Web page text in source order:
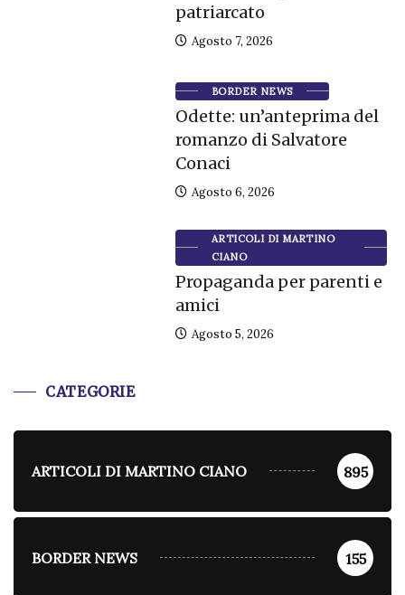
patriarcato
Agosto 7, 2026
BORDER NEWS
Odette: un’anteprima del
romanzo di Salvatore
Conaci
Agosto 6, 2026
ARTICOLI DI MARTINO
CIANO
Propaganda per parenti e
amici
Agosto 5, 2026
CATEGORIE
ARTICOLI DI MARTINO CIANO 895
BORDER NEWS 155